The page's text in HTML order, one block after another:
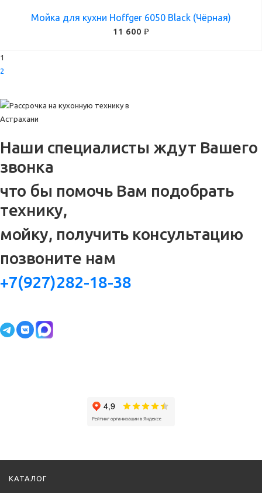
Мойка для кухни Hoffger 6050 Black (Чёрная)
11 600 ₽
1
2
Наши специалисты ждут Вашего
звонка
что бы помочь Вам подобрать
технику,
мойку, получить консультацию
позвоните нам
+7(927)282-18-38
КАТАЛОГ